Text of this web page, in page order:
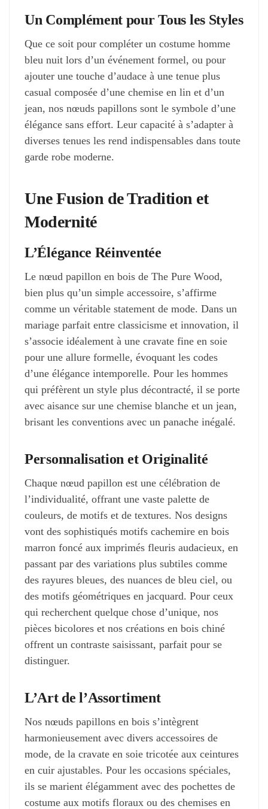
Un Complément pour Tous les Styles
Que ce soit pour compléter un costume homme
bleu nuit lors d’un événement formel, ou pour
ajouter une touche d’audace à une tenue plus
casual composée d’une chemise en lin et d’un
jean, nos nœuds papillons sont le symbole d’une
élégance sans effort. Leur capacité à s’adapter à
diverses tenues les rend indispensables dans toute
garde robe moderne.
Une Fusion de Tradition et
Modernité
L’Élégance Réinventée
Le nœud papillon en bois de The Pure Wood,
bien plus qu’un simple accessoire, s’affirme
comme un véritable statement de mode. Dans un
mariage parfait entre classicisme et innovation, il
s’associe idéalement à une cravate fine en soie
pour une allure formelle, évoquant les codes
d’une élégance intemporelle. Pour les hommes
qui préfèrent un style plus décontracté, il se porte
avec aisance sur une chemise blanche et un jean,
brisant les conventions avec un panache inégalé.
Personnalisation et Originalité
Chaque nœud papillon est une célébration de
l’individualité, offrant une vaste palette de
couleurs, de motifs et de textures. Nos designs
vont des sophistiqués motifs cachemire en bois
marron foncé aux imprimés fleuris audacieux, en
passant par des variations plus subtiles comme
des rayures bleues, des nuances de bleu ciel, ou
des motifs géométriques en jacquard. Pour ceux
qui recherchent quelque chose d’unique, nos
pièces bicolores et nos créations en bois chiné
offrent un contraste saisissant, parfait pour se
distinguer.
L’Art de l’Assortiment
Nos nœuds papillons en bois s’intègrent
harmonieusement avec divers accessoires de
mode, de la cravate en soie tricotée aux ceintures
en cuir ajustables. Pour les occasions spéciales,
ils se marient élégamment avec des pochettes de
costume aux motifs floraux ou des chemises en